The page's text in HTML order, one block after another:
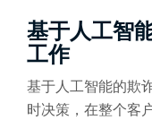
基于人工智
工作
基于人工智能的欺
时决策，在整个客